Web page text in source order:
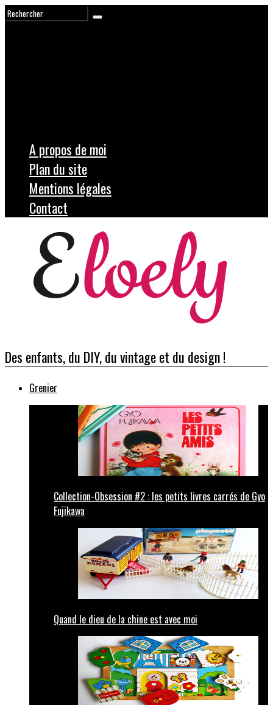
A propos de moi
Plan du site
Mentions légales
Contact
Des enfants, du DIY, du vintage et du design !
Grenier
Collection-Obsession #2 : les petits livres carrés de Gyo
Fujikawa
Quand le dieu de la chine est avec moi